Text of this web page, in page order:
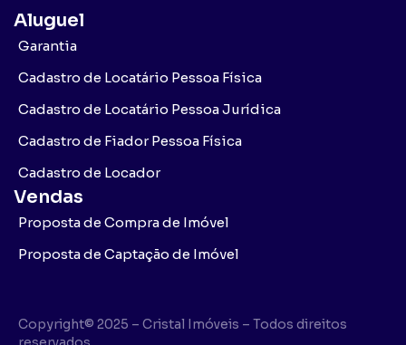
Aluguel
Garantia
Cadastro de Locatário Pessoa Física
Cadastro de Locatário Pessoa Jurídica
Cadastro de Fiador Pessoa Física
Cadastro de Locador
Vendas
Proposta de Compra de Imóvel
Proposta de Captação de Imóvel
Copyright© 2025 – Cristal Imóveis – Todos direitos